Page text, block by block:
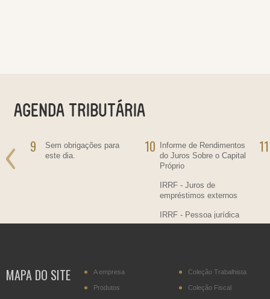
9
Sem obrigações para
este dia.
10
Informe de Rendimentos
do Juros Sobre o Capital
Próprio
IRRF - Juros de
empréstimos externos
IRRF - Pessoa jurídica
residente no País,
IPI - Cigarros (posição
2402.20)
11
MAPA DO SITE A empresa
Produtos
Coleção Trabalhista
Coleção Fiscal